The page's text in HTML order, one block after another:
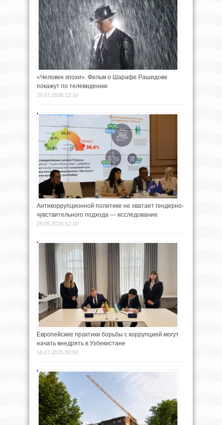
«Человек эпохи». Фильм о Шарафе Рашидове
покажут по телевидению
29.07.2026 12:10
Антикоррупционной политике не хватает гендерно-
чувствительного подхода — исследование
28.05.2026 12:10
Европейские практики борьбы с коррупцией могут
начать внедрять в Узбекистане
18.07.2025 00:00